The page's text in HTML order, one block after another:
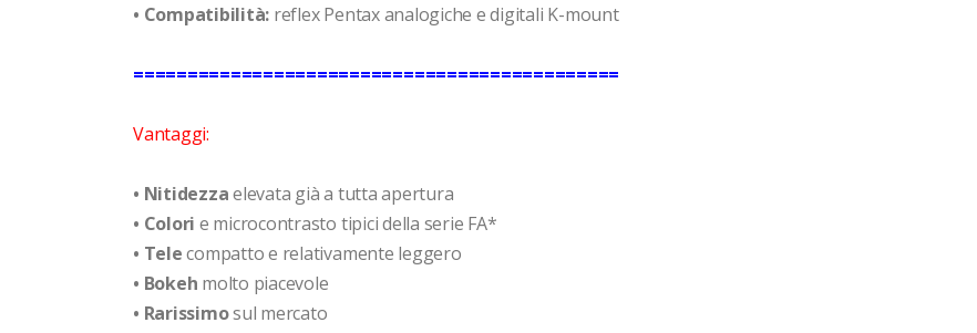
• Compatibilità: reflex Pentax analogiche e digitali K-mount
=============================================
Vantaggi:
• Nitidezzaelevata già a tutta apertura
• Colori e microcontrasto tipici della serie FA*
• Telecompatto e relativamente leggero
• Bokeh molto piacevole
• Rarissimosul mercato